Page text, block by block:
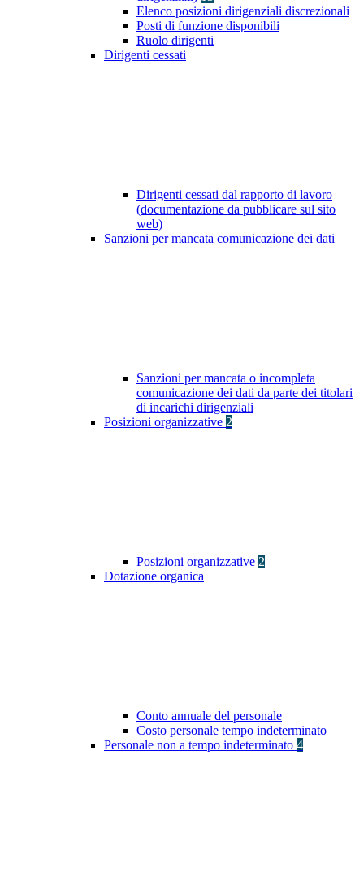
Elenco posizioni dirigenziali discrezionali
Posti di funzione disponibili
Ruolo dirigenti
Dirigenti cessati
Dirigenti cessati dal rapporto di lavoro
(documentazione da pubblicare sul sito
web)
Sanzioni per mancata comunicazione dei dati
Sanzioni per mancata o incompleta
comunicazione dei dati da parte dei titolari
di incarichi dirigenziali
Posizioni organizzative 2
Posizioni organizzative 2
Dotazione organica
Conto annuale del personale
Costo personale tempo indeterminato
Personale non a tempo indeterminato 4